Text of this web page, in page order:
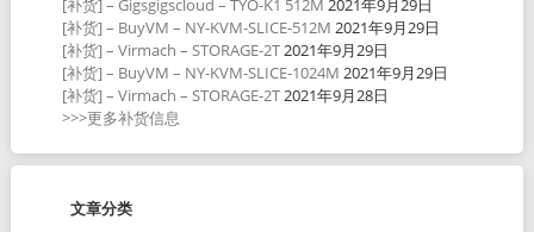
[补货] – Gigsgigscloud – TYO-K1 512M 2021年9月29日
[补货] – BuyVM – NY-KVM-SLICE-512M 2021年9月29日
[补货] – Virmach – STORAGE-2T2021年9月29日
[补货] – BuyVM – NY-KVM-SLICE-1024M 2021年9月29日
[补货] – Virmach – STORAGE-2T2021年9月28日
>>>更多补货信息
文章分类